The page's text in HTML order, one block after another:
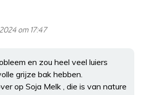
om 17:47
en zou heel veel luiers
grijze bak hebben.
op Soja Melk , die is van nature